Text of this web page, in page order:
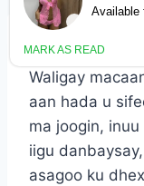
Waligay
aan hada u
ma joogin,
iigu
asagoo ku